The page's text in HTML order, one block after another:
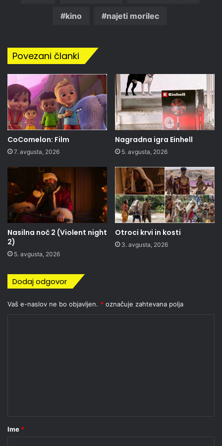
kino najeti morilec
Povezani članki
CoComelon: Film
7. avgusta, 2026
Nagradna igra Einhell
5. avgusta, 2026
Nasilna noč 2 (Violent night
2)
5. avgusta, 2026
Otroci krvi in kosti
3. avgusta, 2026
Dodaj odgovor
Vaš e-naslov ne bo objavljen. * označuje zahtevana polja
r
Ime *